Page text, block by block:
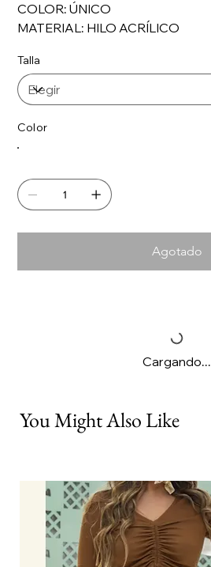
COLOR: ÚNICO
MATERIAL: HILO ACRÍLICO
Talla
Color
Agotado
Cargando...
You Might Also Like